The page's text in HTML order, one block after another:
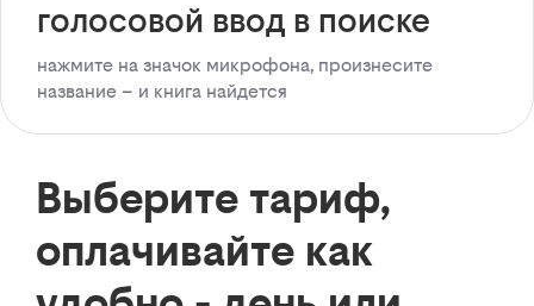
голосовой ввод в поиске
нажмите на значок микрофона, произнесите
название – и книга найдется
Выберите тариф,
оплачивайте как